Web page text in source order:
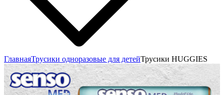
ГлавнаяТрусики одноразовые для детейТрусики HUGGIES